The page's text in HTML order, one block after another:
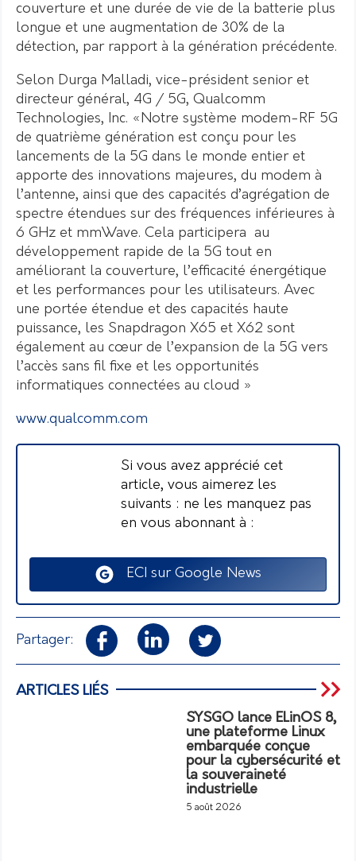
couverture et une durée de vie de la batterie plus
longue et une augmentation de 30% de la
détection, par rapport à la génération précédente.
Selon Durga Malladi, vice-président senior et
directeur général, 4G / 5G, Qualcomm
Technologies, Inc. «Notre système modem-RF 5G
de quatrième génération est conçu pour les
lancements de la 5G dans le monde entier et
apporte des innovations majeures, du modem à
l’antenne, ainsi que des capacités d’agrégation de
spectre étendues sur des fréquences inférieures à
6 GHz et mmWave. Cela participera au
développement rapide de la 5G tout en
améliorant la couverture, l’efficacité énergétique
et les performances pour les utilisateurs. Avec
une portée étendue et des capacités haute
puissance, les Snapdragon X65 et X62 sont
également au cœur de l’expansion de la 5G vers
l’accès sans fil fixe et les opportunités
informatiques connectées au cloud »
www.qualcomm.com
Si vous avez apprécié cet
article, vous aimerez les
suivants : ne les manquez pas
en vous abonnant à :
ECI sur Google News
Partager:
ARTICLES LIÉS
SYSGO lance ELinOS 8,
une plateforme Linux
embarquée conçue
pour la cybersécurité et
la souveraineté
industrielle
5 août 2026